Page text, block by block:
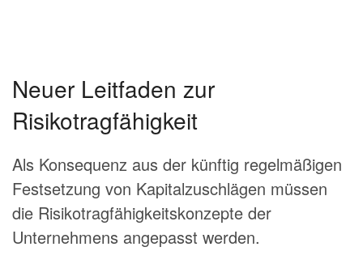
Neuer Leitfaden zur
Risikotragfähigkeit
Als Konsequenz aus der künftig regelmäßigen
Festsetzung von Kapitalzuschlägen müssen
die Risikotragfähigkeitskonzepte der
Unternehmens angepasst werden.